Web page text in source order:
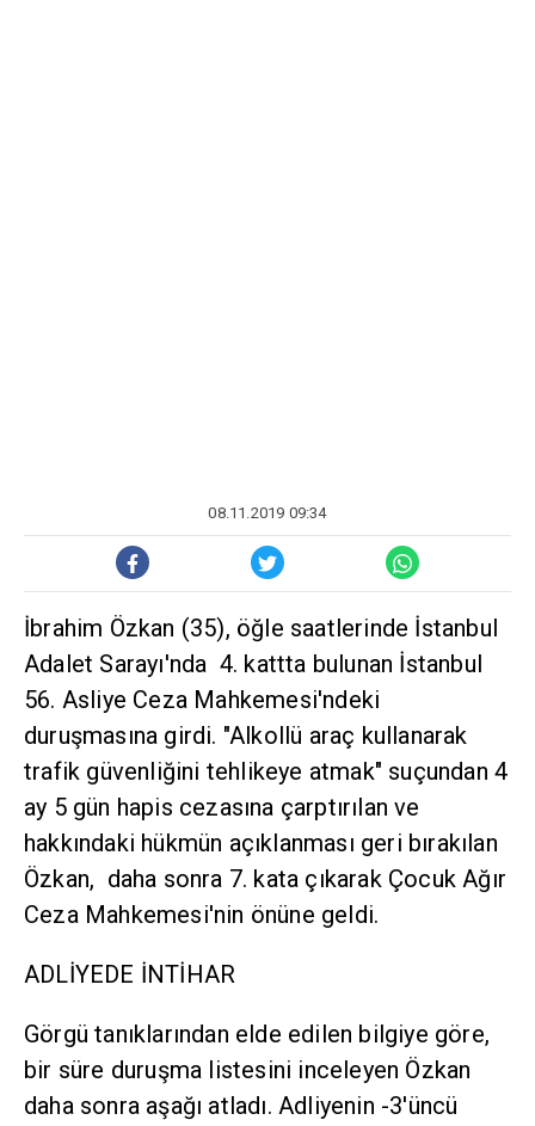
08.11.2019 09:34
İbrahim Özkan (35), öğle saatlerinde İstanbul
Adalet Sarayı'nda 4. kattta bulunan İstanbul
56. Asliye Ceza Mahkemesi'ndeki
duruşmasına girdi. "Alkollü araç kullanarak
trafik güvenliğini tehlikeye atmak" suçundan 4
ay 5 gün hapis cezasına çarptırılan ve
hakkındaki hükmün açıklanması geri bırakılan
Özkan, daha sonra 7. kata çıkarak Çocuk Ağır
Ceza Mahkemesi'nin önüne geldi.
ADLİYEDE İNTİHAR
Görgü tanıklarından elde edilen bilgiye göre,
bir süre duruşma listesini inceleyen Özkan
daha sonra aşağı atladı. Adliyenin -3'üncü